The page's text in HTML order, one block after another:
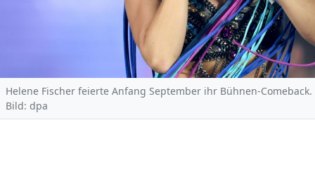
Helene Fischer feierte Anfang September ihr Bühnen-Comeback.
Bild: dpa